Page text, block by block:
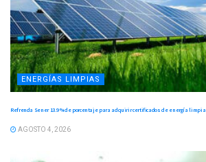
ENERGÍAS LIMPIAS
Refrenda Sener 13.9 % de porcentaje para adquirir certificados de energía limpia
AGOSTO 4, 2026